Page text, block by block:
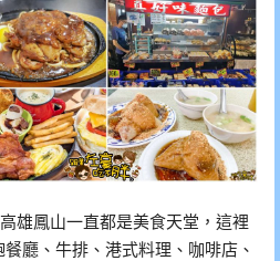
雄鳳山一直都是美食天堂，這裡
廳、牛排、港式料理、咖啡店、